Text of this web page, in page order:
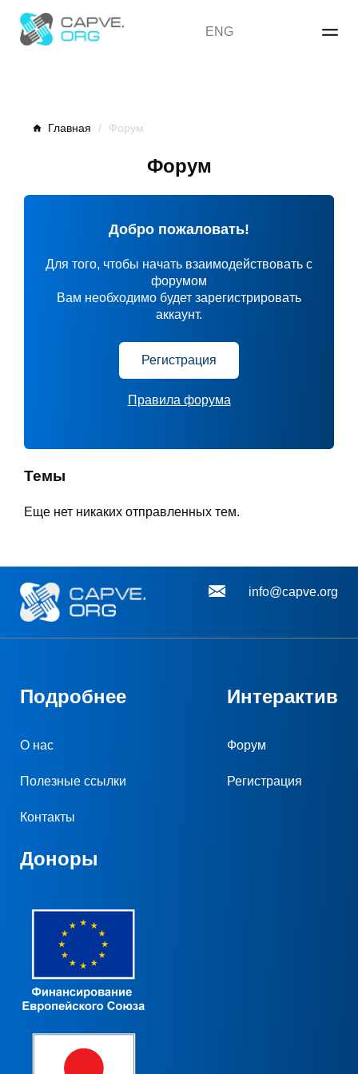
content
ENG
Главная / Форум
Форум
Добро пожаловать!
Для того, чтобы начать взаимодействовать с
форумом
Вам необходимо будет зарегистрировать
аккаунт.
Регистрация
Правила форума
Темы
Еще нет никаких отправленных тем.
info@capve.org
Подробнее
О нас
Полезные ссылки
Контакты
Интерактив
Форум
Регистрация
Доноры